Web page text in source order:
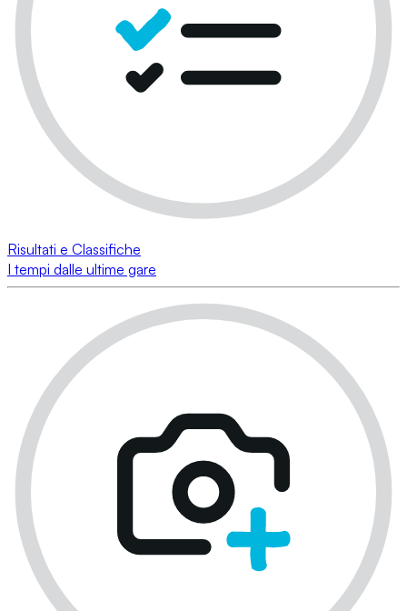
Risultati e Classifiche
I tempi dalle ultime gare